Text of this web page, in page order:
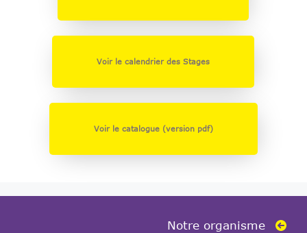
Voir le calendrier des Stages
Voir le catalogue (version pdf)
Notre organisme